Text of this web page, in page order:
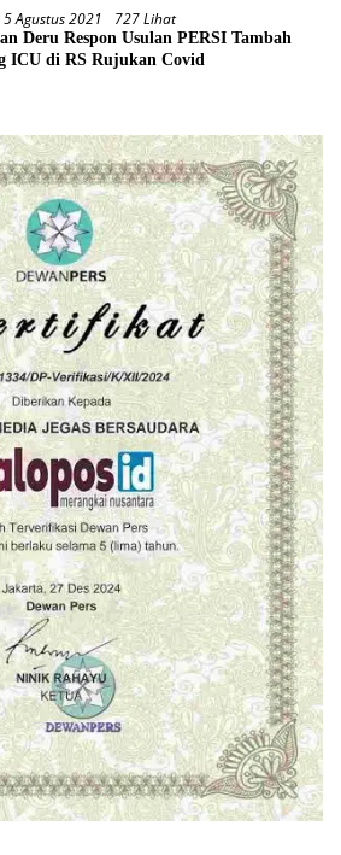
5 Agustus 2021 727 Lihat
Deru Respon Usulan PERSI Tambah
ICU di RS Rujukan Covid